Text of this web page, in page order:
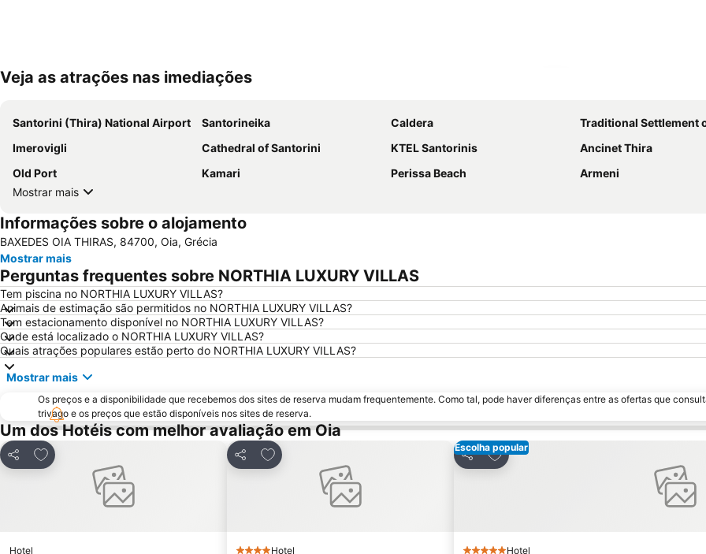
Veja as atrações nas imediações
Santorini (Thira) National Airport Santorineika Caldera
Traditional Settlement
Imerovigli
Cathedral of Santorini KTEL Santorinis
Ancinet Thira
Old Port
Kamari Perissa Beach
Armeni
Mostrar mais
Informações sobre o alojamento
BAXEDES OIA THIRAS, 84700, Oia, Grécia
Mostrar mais
Perguntas frequentes sobre NORTHIA LUXURY VILLAS
Tem piscina no NORTHIA LUXURY VILLAS?
Animais de estimação são permitidos no NORTHIA LUXURY VILLAS?
Tem estacionamento disponível no NORTHIA LUXURY VILLAS?
Onde está localizado o NORTHIA LUXURY VILLAS?
Quais atrações populares estão perto do NORTHIA LUXURY VILLAS?
Mostrar mais
Os preços e a disponibilidade que recebemos dos sites de reserva mudam frequentemente. Como tal, pode haver diferenças entre as ofertas que
trivago e os preços que estão disponíveis nos sites de reserva.
Um dos Hotéis com melhor avaliação em Oia
Partilhar
Adicionar aos favoritos
Hotel
Partilhar
Adicionar aos favoritos
Hotel
Escolha popular
Partilhar
Adicionar aos favoritos
Hotel